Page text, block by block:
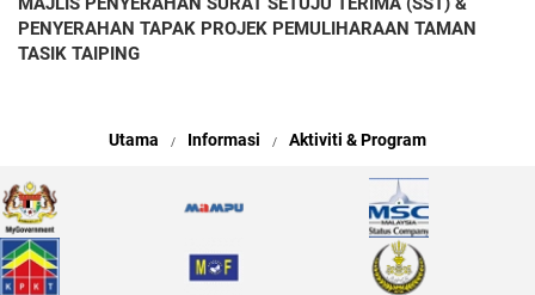
PENYERAHAN TAPAK PROJEK PEMULIHARAAN TAMAN
TASIK TAIPING
Utama Informasi Aktiviti & Program